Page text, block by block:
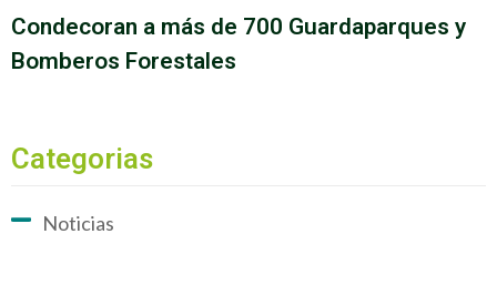
Condecoran a más de 700 Guardaparques y
Bomberos Forestales
Categorias
Noticias